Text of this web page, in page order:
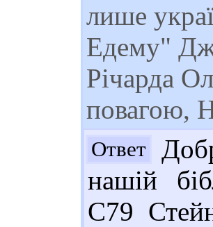
лише
Едему"
Річарда
повагою,
Ответ
нашій
С79